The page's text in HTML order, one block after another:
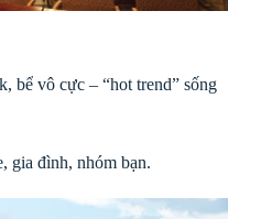
bể vô cực – “hot trend” sống
gia đình, nhóm bạn.